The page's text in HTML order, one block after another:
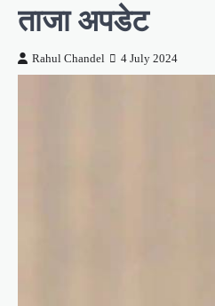
ताजा अपडेट
Rahul Chandel 4 July 2024